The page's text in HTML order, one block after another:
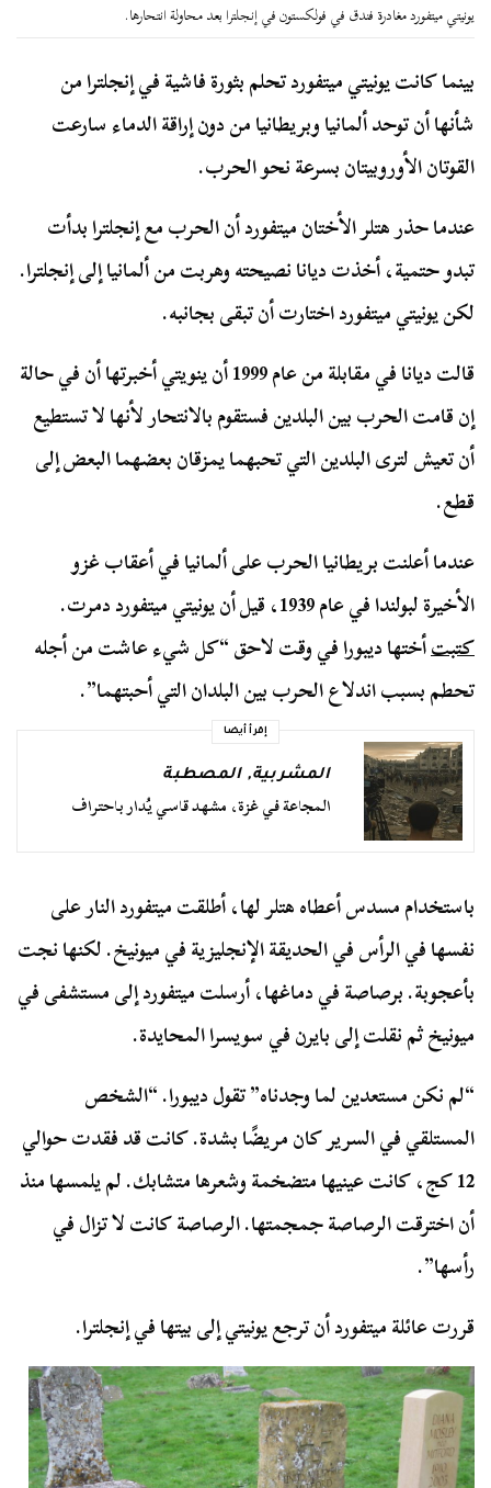
يونيتي ميتفورد مغادرة فندق في فولكستون في إنجلترا بعد محاولة انتحارها.
بينما كانت يونيتي ميتفورد تحلم بثورة فاشية في إنجلترا من
شأنها أن توحد ألمانيا وبريطانيا من دون إراقة الدماء سارعت
القوتان الأوروبيتان بسرعة نحو الحرب.
عندما حذر هتلر الأختان ميتفورد أن الحرب مع إنجلترا بدأت
تبدو حتمية، أخذت ديانا نصيحته وهربت من ألمانيا إلى إنجلترا.
لكن يونيتي ميتفورد اختارت أن تبقى بجانبه.
قالت ديانا في مقابلة من عام 1999 أن ينويتي أخبرتها أن في حالة
إن قامت الحرب بين البلدين فستقوم بالانتحار لأنها لا تستطيع
أن تعيش لترى البلدين التي تحبهما يمزقان بعضهما البعض إلى
قطع.
عندما أعلنت بريطانيا الحرب على ألمانيا في أعقاب غزو
الأخيرة لبولندا في عام 1939، قيل أن يونيتي ميتفورد دمرت.
كتبتأختها ديبورا في وقت لاحق “كل شيء عاشت من أجله
تحطم بسبب اندلاع الحرب بين البلدان التي أحبتهما”.
إقرأ أيضا
المشربية,المصطبة
المجاعة في غزة، مشهد قاسي يُدار باحتراف
باستخدام مسدس أعطاه هتلر لها، أطلقت ميتفورد النار على
نفسها في الرأس في الحديقة الإنجليزية في ميونيخ. لكنها نجت
بأعجوبة. برصاصة في دماغها، أرسلت ميتفورد إلى مستشفى في
ميونيخ ثم نقلت إلى بايرن في سويسرا المحايدة.
“لم نكن مستعدين لما وجدناه” تقول ديبورا. “الشخص
المستلقي في السرير كان مريضًا بشدة. كانت قد فقدت حوالي
12 كج، كانت عينيها متضخمة وشعرها متشابك. لم يلمسها منذ
أن اخترقت الرصاصة جمجمتها. الرصاصة كانت لا تزال في
رأسها”.
قررت عائلة ميتفورد أن ترجع يونيتي إلى بيتها في إنجلترا.